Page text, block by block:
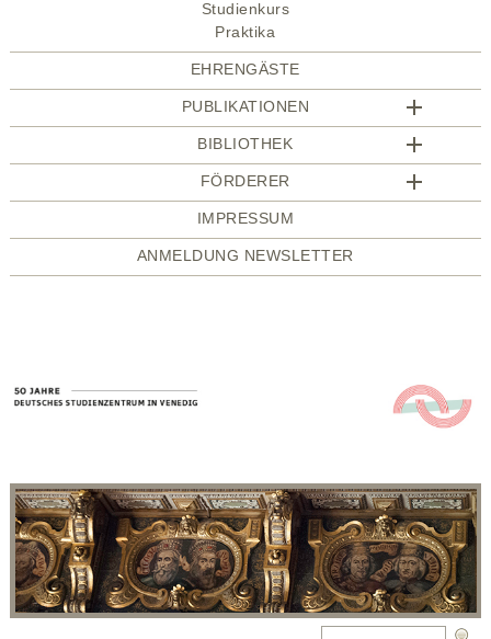
Studienkurs
Praktika
EHRENGÄSTE
PUBLIKATIONEN
BIBLIOTHEK
FÖRDERER
IMPRESSUM
ANMELDUNG NEWSLETTER